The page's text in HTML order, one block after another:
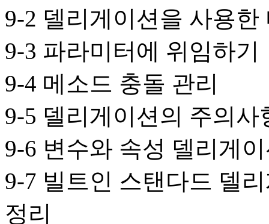
9-2 델리게이션을 사용한
9-3 파라미터에 위임하기
9-4 메소드 충돌 관리
9-5 델리게이션의 주의사
9-6 변수와 속성 델리게
9-7 빌트인 스탠다드 델
정리